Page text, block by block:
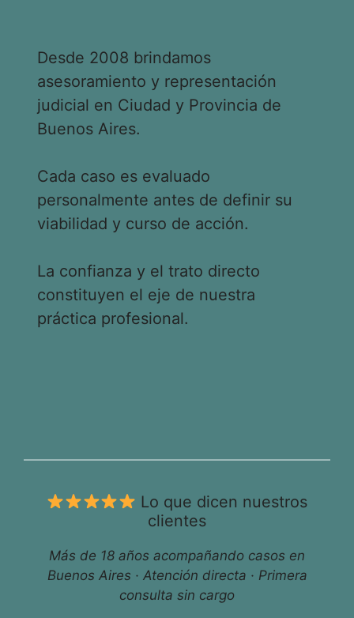
Desde 2008 brindamos
asesoramiento y representación
judicial en Ciudad y Provincia de
Buenos Aires.
Cada caso es evaluado
personalmente antes de definir su
viabilidad y curso de acción.
La confianza y el trato directo
constituyen el eje de nuestra
práctica profesional.
Lo que dicen nuestros
clientes
Más de 18 años acompañando casos en
Buenos Aires · Atención directa · Primera
consulta sin cargo